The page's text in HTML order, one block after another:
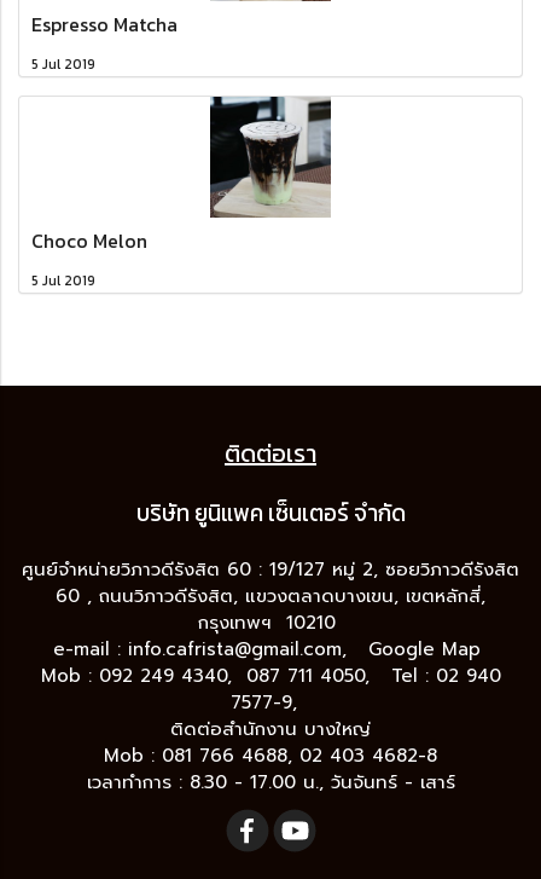
Espresso Matcha
5 Jul 2019
Choco Melon
5 Jul 2019
ติดต่อเรา
บริษัท ยูนิแพค เซ็นเตอร์ จำกัด
ศูนย์จำหน่ายวิภาวดีรังสิต 60 : 19/127 หมู่ 2, ซอยวิภาวดีรังสิต
60 , ถนนวิภาวดีรังสิต, แขวงตลาดบางเขน, เขตหลักสี่,
กรุงเทพฯ 10210
e-mail : info.cafrista@gmail.com,
Google Map
Mob : 092 249 4340, 087 711 4050, Tel : 02 940
7577-9,
ติดต่อสำนักงาน บางใหญ่
Mob : 081 766 4688, 02 403 4682-8
เวลาทำการ : 8.30 - 17.00 น., วันจันทร์ - เสาร์